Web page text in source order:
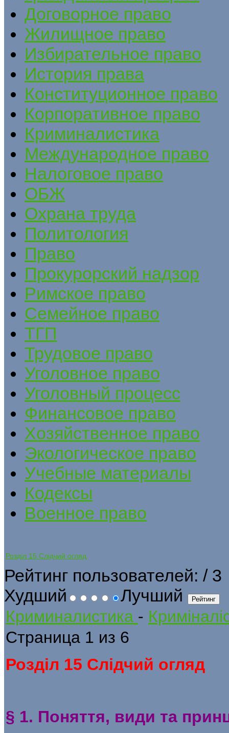
Договорное право
Жилищное право
Избирательное право
История права
Конституционное право
Корпоративное право
Криминалистика
Международное право
Налоговое право
ОБЖ
Охрана труда
Политология
Право
Прокурорский надзор
Римское право
Семейное право
ТГП
Трудовое право
Уголовное право
Уголовный процесс
Финансовое право
Хозяйственное право
Экологическое право
Учебные материалы
Кодексы
Военное право
Розділ 15 Слідчий огляд
Рейтинг пользователей: / 3
Худший
Лучший
Криминалистика -
Страница 1 из 6
Розділ 15 Слідчий огляд
§ 1. Поняття, види та